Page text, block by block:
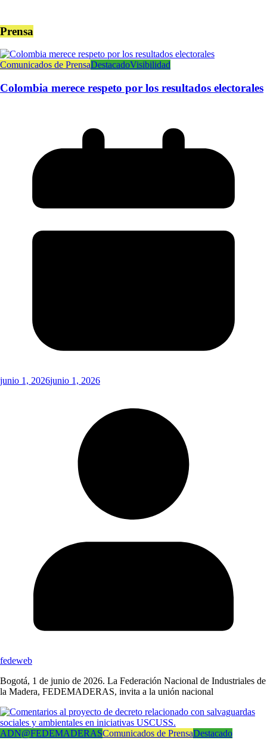
Prensa
Comunicados de PrensaDestacadoVisibilidad
Colombia merece respeto por los resultados electorales
junio 1, 2026junio 1, 2026
fedeweb
Bogotá, 1 de junio de 2026. La Federación Nacional de Industriales de
la Madera, FEDEMADERAS, invita a la unión nacional
ADN@FEDEMADERASComunicados de PrensaDestacado